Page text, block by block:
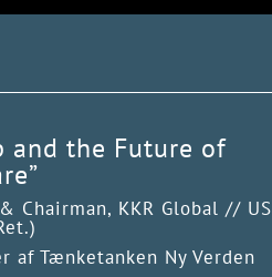
and the Future of
Chairman, KKR Global // US
af Tænketanken Ny Verden